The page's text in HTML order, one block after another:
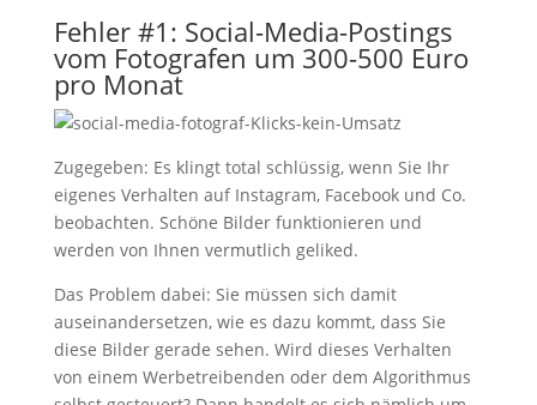
Fehler #1: Social-Media-Postings
vom Fotografen um 300-500 Euro
pro Monat
Zugegeben: Es klingt total schlüssig, wenn Sie Ihr
eigenes Verhalten auf Instagram, Facebook und Co.
beobachten. Schöne Bilder funktionieren und
werden von Ihnen vermutlich geliked.
Das Problem dabei: Sie müssen sich damit
auseinandersetzen, wie es dazu kommt, dass Sie
diese Bilder gerade sehen. Wird dieses Verhalten
von einem Werbetreibenden oder dem Algorithmus